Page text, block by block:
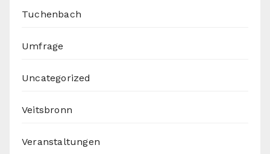
Tuchenbach
Umfrage
Uncategorized
Veitsbronn
Veranstaltungen